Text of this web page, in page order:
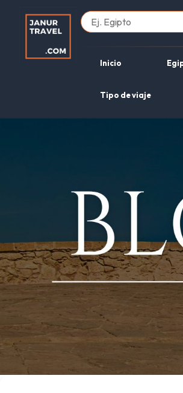
Inicio
Tipo de viaje